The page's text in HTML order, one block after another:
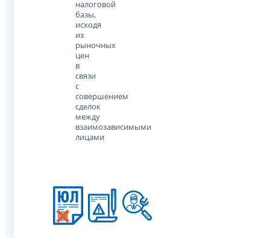
налоговой
базы,
исходя
из
рыночных
цен
в
связи
с
совершением
сделок
между
взаимозависимыми
лицами